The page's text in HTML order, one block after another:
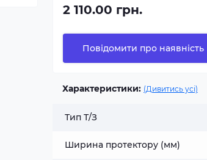
2 110.00 грн.
Повідомити про наявність
Характеристики: (Дивитись усі)
Тип Т/З
Ширина протектору (мм)